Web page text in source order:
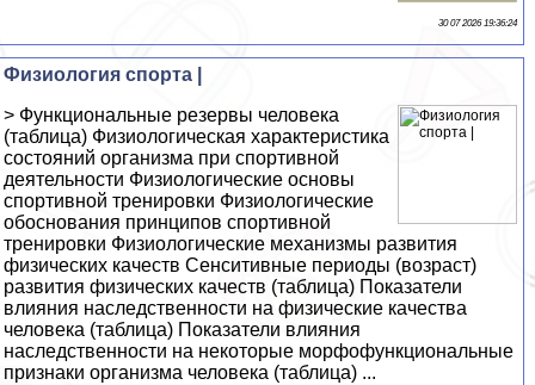
30 07 2026 19:36:24
Физиология спорта |
> Функциональные резервы человека
(таблица) Физиологическая характеристика
состояний организма при спортивной
деятельности Физиологические основы
спортивной тренировки Физиологические
обоснования принципов спортивной
тренировки Физиологические механизмы развития
физических качеств Сенситивные периоды (возраст)
развития физических качеств (таблица) Показатели
влияния наследственности на физические качества
человека (таблица) Показатели влияния
наследственности на некоторые морфофункциональные
признаки организма человека (таблица) ...